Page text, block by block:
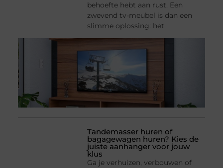
behoefte hebt aan rust. Een
zwevend tv-meubel is dan een
slimme oplossing: het
Tandemasser huren of
bagagewagen huren? Kies de
juiste aanhanger voor jouw
klus
Ga je verhuizen, verbouwen of